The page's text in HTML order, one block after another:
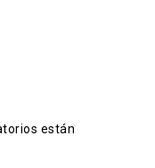
están